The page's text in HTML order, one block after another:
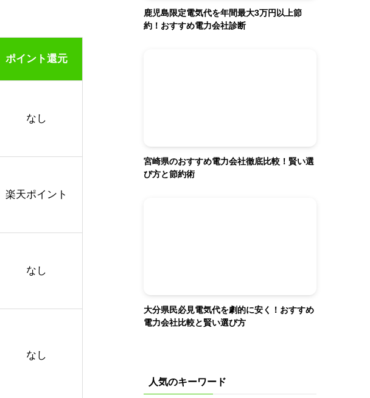
ポイント還元
なし
楽天ポイント
なし
なし
鹿児島限定電気代を年間最大3万円以上節
約！おすすめ電力会社診断
宮崎県のおすすめ電力会社徹底比較！賢い選
び方と節約術
大分県民必見電気代を劇的に安く！おすすめ
電力会社比較と賢い選び方
人気のキーワード